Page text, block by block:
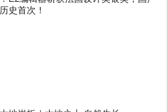
史首次！